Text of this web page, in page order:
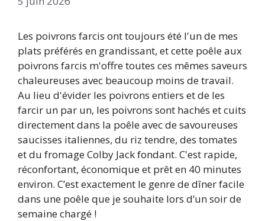
Les poivrons farcis ont toujours été l'un de mes
plats préférés en grandissant, et cette poêle aux
poivrons farcis m'offre toutes ces mêmes saveurs
chaleureuses avec beaucoup moins de travail.
Au lieu d'évider les poivrons entiers et de les
farcir un par un, les poivrons sont hachés et cuits
directement dans la poêle avec de savoureuses
saucisses italiennes, du riz tendre, des tomates
et du fromage Colby Jack fondant. C'est rapide,
réconfortant, économique et prêt en 40 minutes
environ. C’est exactement le genre de dîner facile
dans une poêle que je souhaite lors d’un soir de
semaine chargé !